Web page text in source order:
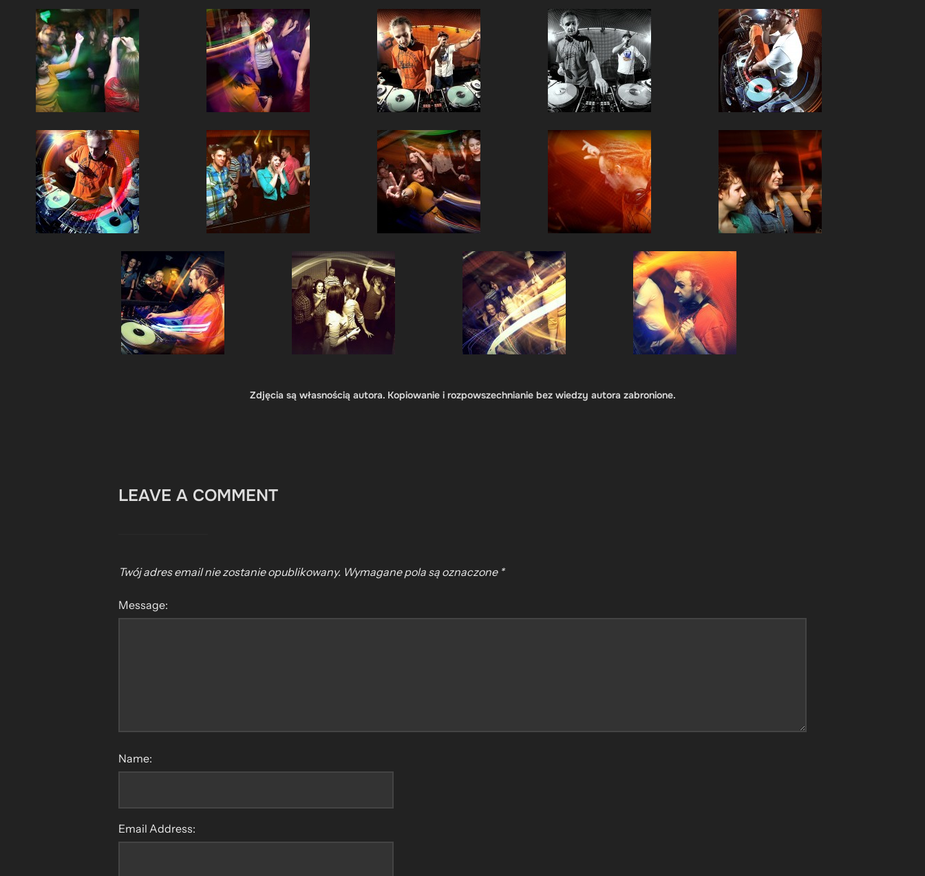
Zdjęcia są własnością autora. Kopiowanie i rozpowszechnianie bez wiedzy autora zabronione.
LEAVE A COMMENT
Twój adres email nie zostanie opublikowany. Wymagane pola są oznaczone *
Message:
Name:
Email Address: